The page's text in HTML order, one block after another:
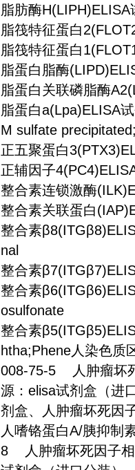
脂肪酶
脂筏特征蛋白
脂筏特征蛋白
脂蛋白脂酶
脂蛋白关联磷脂酶
脂蛋白a(Lpa)ELISA
M sulfate
正五聚蛋白
正辅因子
整合素连锁激酶
整合素关联蛋白
整合素
nal
整合素
整合素
osulfonate
整合素
htha;Phene人染色
008-75-5 人肿瘤坏
源：elisa试剂盒（进
剂盒、人肿瘤坏死因
人嗜铬蛋白A/胰抑
8 人肿瘤坏死因子相